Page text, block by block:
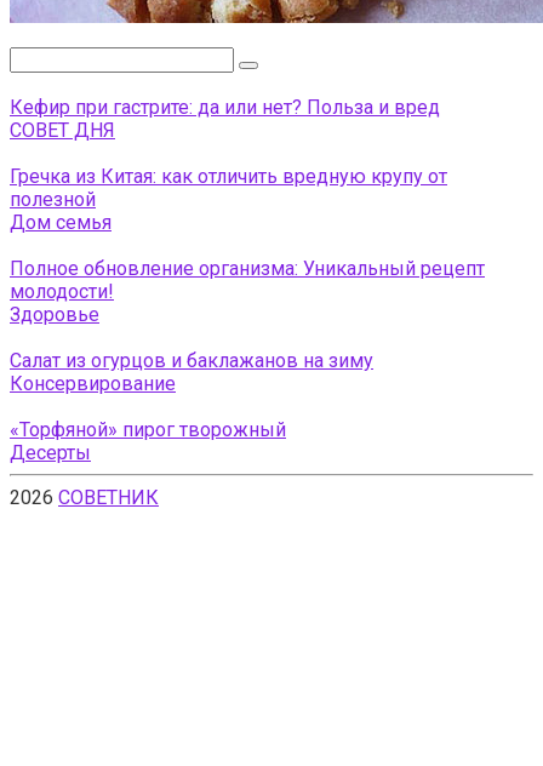
Кефир при гастрите: да или нет? Польза и вред
СОВЕТ ДНЯ
Гречка из Китая: как отличить вредную крупу от
полезной
Дом семья
Полное обновление организма: Уникальный рецепт
молодости!
Здоровье
Салат из огурцов и баклажанов на зиму
Консервирование
«Торфяной» пирог творожный
Десерты
2026 СОВЕТНИК